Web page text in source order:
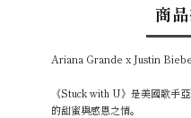
商
Ariana Grande x Justin
《Stuck with U》是美國歌手
的甜蜜與感恩之情。